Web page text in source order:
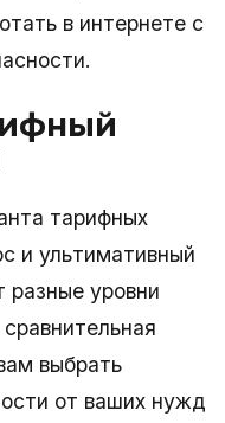
в интернете с
тарифных
и ультимативный
уровни
выбрать
от ваших нужд